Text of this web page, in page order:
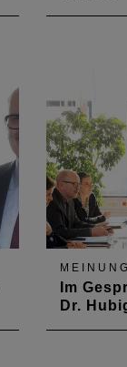
Baldauf
Thema
MEINUNG
Im
Dr.